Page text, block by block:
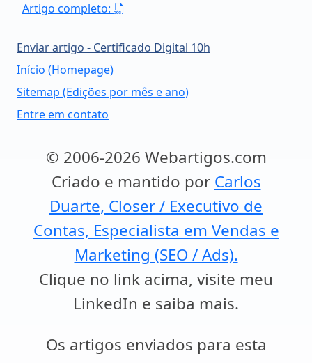
Artigo completo:
Enviar artigo - Certificado Digital 10h
Início (Homepage)
Sitemap (Edições por mês e ano)
Entre em contato
© 2006-2026 Webartigos.com
Criado e mantido por Carlos
Duarte, Closer / Executivo de
Contas, Especialista em Vendas e
Marketing (SEO / Ads).
Clique no link acima, visite meu
LinkedIn e saiba mais.
Os artigos enviados para esta